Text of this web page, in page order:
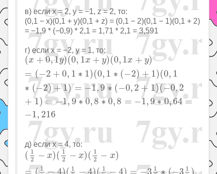
в) если x = 2, y = −1, z = 2, то:
(0,1 − x)(0,1 + y)(0,1 + z) = (0,1 − 2)(0,1 − 1)(0,1 + 2)
= −1,9 * (−0,9) * 2,1 = 1,71 * 2,1 = 3,591
г) если x = −2, y = 1, то:
(x + 0,1y)(0, 1x + y)(0, 1x + y)
= (−2 + 0, 1 ∗ 1)(0, 1 ∗ (−2) + 1)(0, 1
∗ (−2) + 1) = −1, 9 ∗ (−0, 2 + 1)(−0,2
+ 1) = −1, 9∗ 0, 8 ∗ 0, 8 = −1,9∗0,64 =
−1, 216
(x+0,1y)(0,1x+y)( 0,1x+ y) −2 +0,1∗ 1) 0, 1∗ −2
д) если x = 4, то:
( 1
2
− x)( 1
2
− x)( 1
2 − x)
= ( 1 −4)( 1
−4)( 1 − 4) = −3 1 ∗(−3 1 )
(12−x)(12− x)(1 2 − 1 −4)(12